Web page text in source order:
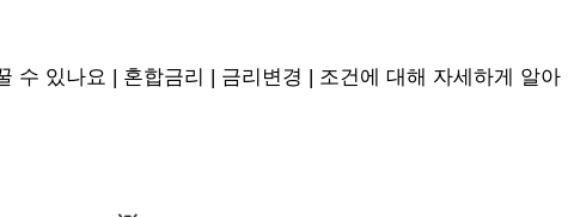
수 있나요 | 혼합금리 | 금리변경 | 조건에 대해 자세하게 알아